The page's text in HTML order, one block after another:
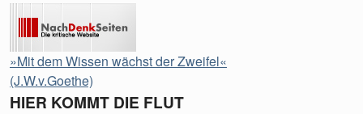
»Mit dem Wissen wächst der Zweifel«
(J.W.v.Goethe)
HIER KOMMT DIE FLUT